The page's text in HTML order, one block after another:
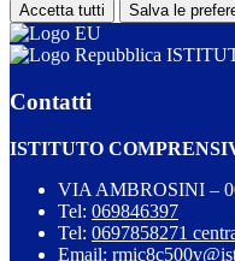
Accetta tutti Salva le
Contatti
ISTITUTO
VIA AMBROSINI –
Tel: 069846397
Tel: 0697858271
Email: